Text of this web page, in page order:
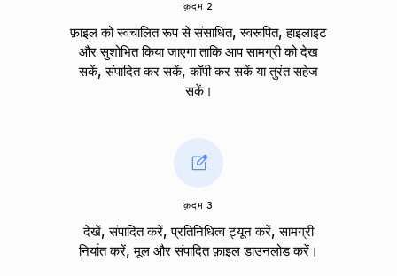
क़दम 2
फ़ाइल को स्वचालित रूप से संसाधित, स्वरूपित, हाइलाइट
और सुशोभित किया जाएगा ताकि आप सामग्री को देख
सकें, संपादित कर सकें, कॉपी कर सकें या तुरंत सहेज
सकें।
क़दम 3
देखें, संपादित करें, प्रतिनिधित्व ट्यून करें, सामग्री
निर्यात करें, मूल और संपादित फ़ाइल डाउनलोड करें।